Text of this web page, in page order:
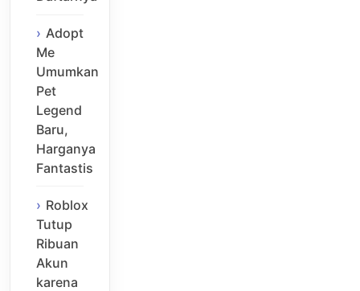
Adopt
Me
Umumkan
Pet
Legend
Baru,
Harganya
Fantastis
Roblox
Tutup
Ribuan
Akun
karena